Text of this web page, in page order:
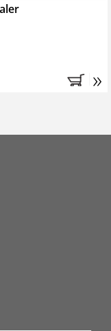
»